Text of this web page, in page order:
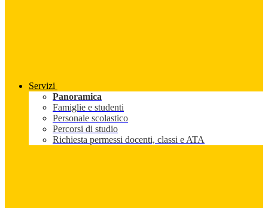
Servizi
Panoramica
Famiglie e studenti
Personale scolastico
Percorsi di studio
Richiesta permessi docenti, classi e ATA